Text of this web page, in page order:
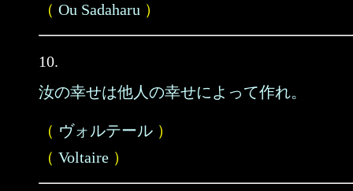
（ Ou Sadaharu ）
10.
汝の幸せは他人の幸せによって作れ。
（ ヴォルテール ）
（ Voltaire ）